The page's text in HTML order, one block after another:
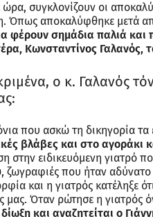
ώρα, συγκλονίζουν οι
Όπως αποκαλύφθηκε μετά
φέρουν σημάδια παλιά
Κωνσταντίνος Γαλανός,
ο κ. Γαλανός
που ασκώ τη δικηγορία τα
βλάβες και στο αγοράκι
στην ειδικευόμενη γιατρό
, ζωγραφιές που ήταν αδύνατο
και η γιατρός κατέληξε
μας. Όταν ρώτησε η γιατρός
και αναζητείται ο